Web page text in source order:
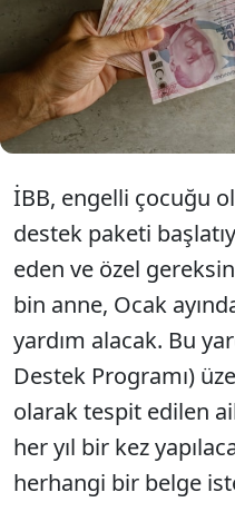
ayında
bulunan 10 bin
yapılmasını
açıklanacak.
İBB, engelli çocuğu
destek paketi
eden ve özel
bin anne, Ocak
yardım alacak. Bu
Destek Programı)
olarak tespit edilen
her yıl bir kez
herhangi bir belge